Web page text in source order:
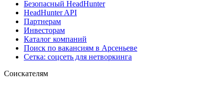
Безопасный HeadHunter
HeadHunter API
Партнерам
Инвесторам
Каталог компаний
Поиск по вакансиям в Арсеньеве
Сетка: соцсеть для нетворкинга
Соискателям